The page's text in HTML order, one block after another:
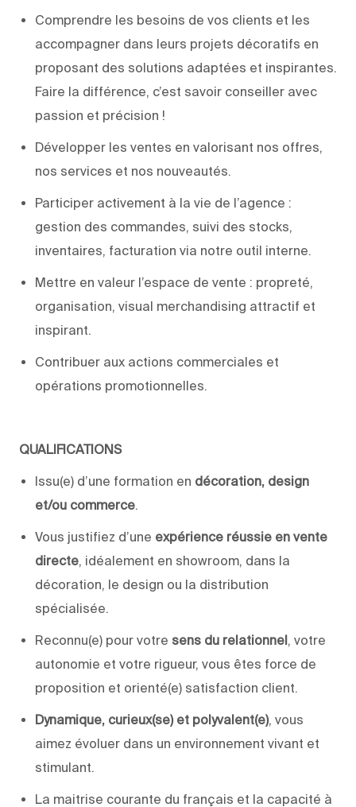
​Comprendre les besoins de vos clients et les
accompagner dans leurs projets décoratifs en
proposant des solutions adaptées et inspirantes.
Faire la différence, c’est savoir conseiller avec
passion et précision !
​Développer les ventes en valorisant nos offres,
nos services et nos nouveautés.
Participer activement à la vie de l’agence :
gestion des commandes, suivi des stocks,
inventaires, facturation via notre outil interne.
Mettre en valeur l’espace de vente : propreté,
organisation, visual merchandising attractif et
inspirant.
Contribuer aux actions commerciales et
opérations promotionnelles.
QUALIFICATIONS
Issu(e) d’une formation en décoration, design
et/ou commerce.
Vous justifiez d’une expérience réussie en vente
directe, idéalement en showroom, dans la
décoration, le design ou la distribution
spécialisée.
Reconnu(e) pour votre sens du relationnel, votre
autonomie et votre rigueur, vous êtes force de
proposition et orienté(e) satisfaction client.
Dynamique, curieux(se) et polyvalent(e), vous
aimez évoluer dans un environnement vivant et
stimulant.
La maitrise courante du français et la capacité à